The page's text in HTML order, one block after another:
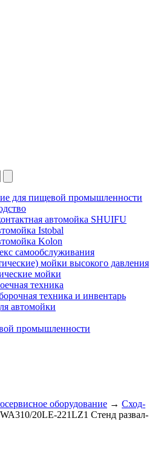
для пищевой промышленности
автомойка SHUIFU
Istobal
Kolon
самообслуживания
мойки высокого давления
мойки
техника
техника и инвентарь
автомойки
промышленности
оборудование → Сход-
20LE-221LZ1 Стенд развал-